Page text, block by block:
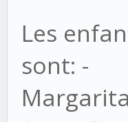
Les
sont: -